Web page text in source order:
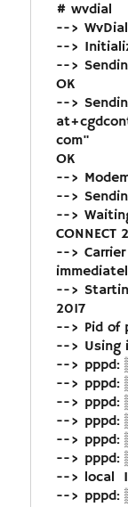
# wvdial
-->
-->
-->
OK
-->
com"
OK
-->
-->
-->
-->
-->
2017
--> Pid of
--> Using
--> pppd:
--> pppd:
--> pppd:
--> pppd:
--> pppd:
--> pppd:
--> local
--> pppd: